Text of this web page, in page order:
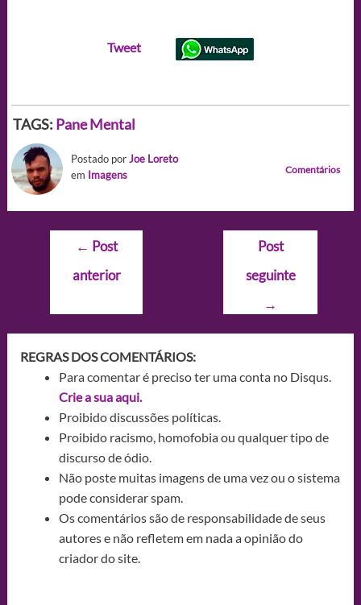
Tweet
TAGS: Pane Mental
Postado porJoe Loreto
em Imagens Comentários
Navegação
Post
← Post
anterior
Post
seguinte
→
REGRAS DOS COMENTÁRIOS:
Para comentar é preciso ter uma conta no Disqus.
Crie a sua aqui.
Proibido discussões políticas.
Proibido racismo, homofobia ou qualquer tipo de
discurso de ódio.
Não poste muitas imagens de uma vez ou o sistema
pode considerar spam.
Os comentários são de responsabilidade de seus
autores e não refletem em nada a opinião do
criador do site.